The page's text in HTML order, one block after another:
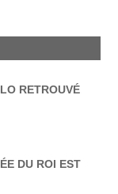
RETROUVÉ
DU ROI EST